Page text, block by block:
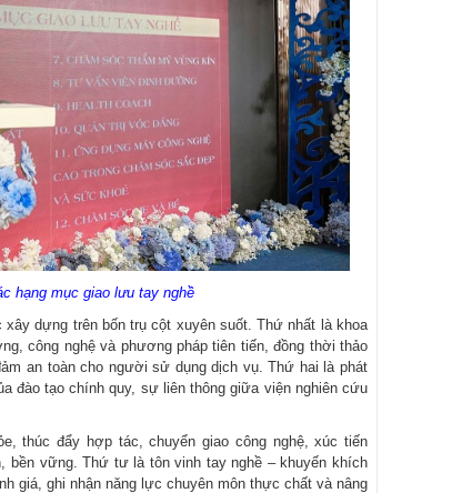
hạng mục giao lưu tay nghề
dựng trên bốn trụ cột xuyên suốt. Thứ nhất là khoa
công nghệ và phương pháp tiên tiến, đồng thời thảo
an toàn cho người sử dụng dịch vụ. Thứ hai là phát
đào tạo chính quy, sự liên thông giữa viện nghiên cứu
thúc đẩy hợp tác, chuyển giao công nghệ, xúc tiến
vững. Thứ tư là tôn vinh tay nghề – khuyến khích
giá, ghi nhận năng lực chuyên môn thực chất và nâng